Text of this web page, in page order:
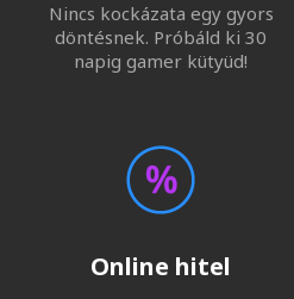
Nincs kockázata egy gyors
döntésnek. Próbáld ki 30
napig gamer kütyüd!
Online hitel